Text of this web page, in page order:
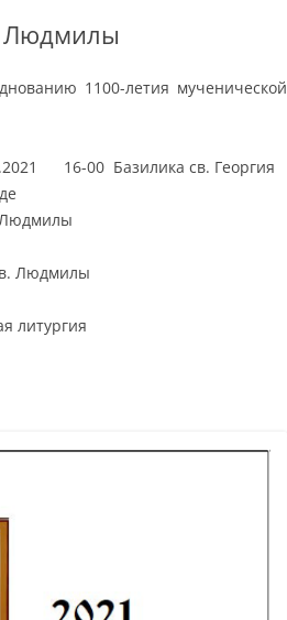
Людмилы
1100-летия мученической
16-00 Базилика св. Георгия
Людмилы
Людмилы
литургия